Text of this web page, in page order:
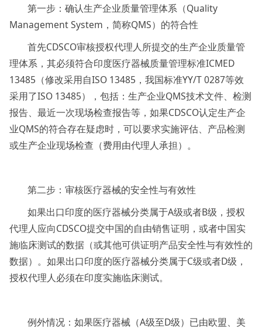
第一步：确认生产企业质量管理体系（Quality
Management System，简称QMS）的符合性
首先CDSCO审核授权代理人所提交的生产企业质量管
理体系，其必须符合印度医疗器械质量管理标准ICMED
13485（修改采用自ISO 13485，我国标准YY/T 0287等效
采用了ISO 13485），包括：生产企业QMS技术文件、检测
报告、最近一次现场检查报告等，如果CDSCO认定生产企
业QMS的符合存在疑虑时，可以要求实施评估、产品检测
或生产企业现场检查（费用由代理人承担）。
第二步：审核医疗器械的安全性与有效性
如果出口印度的医疗器械分类属于A级或者B级，授权
代理人应向CDSCO提交中国的自由销售证明，或者中国实
施临床测试的数据（或其他可供证明产品安全性与有效性的
数据）。如果出口印度的医疗器械分类属于C级或者D级，
授权代理人必须在印度实施临床测试。
例外情况：如果医疗器械（A级至D级）已由欧盟、美